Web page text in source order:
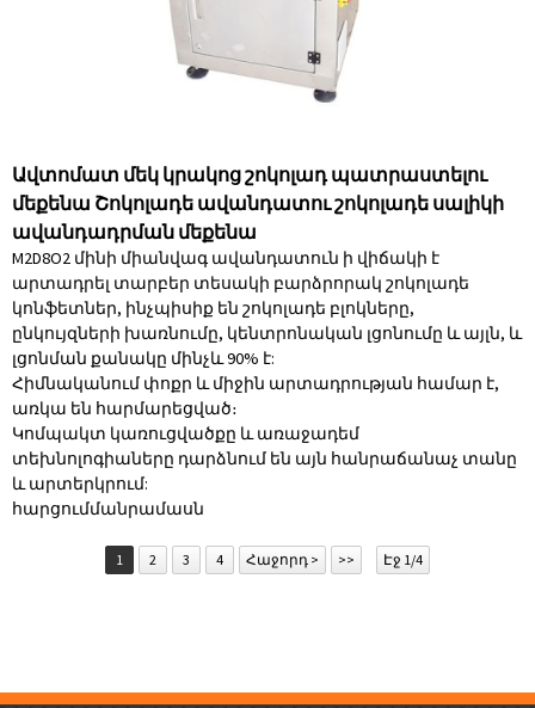
Ավտոմատ մեկ կրակոց շոկոլադ պատրաստելու
մեքենա Շոկոլադե ավանդատու շոկոլադե սալիկի
ավանդադրման մեքենա
M2D8O2 մինի միանվագ ավանդատուն ի վիճակի է
արտադրել տարբեր տեսակի բարձրորակ շոկոլադե
կոնֆետներ, ինչպիսիք են շոկոլադե բլոկները,
ընկույզների խառնումը, կենտրոնական լցոնումը և այլն, և
լցոնման քանակը մինչև 90% է:
Հիմնականում փոքր և միջին արտադրության համար է,
առկա են հարմարեցված։
Կոմպակտ կառուցվածքը և առաջադեմ
տեխնոլոգիաները դարձնում են այն հանրաճանաչ տանը
և արտերկրում:
հարցումմանրամասն
1 2 3 4 Հաջորդ > >> Էջ 1/4